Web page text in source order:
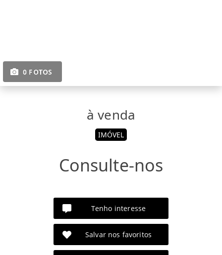
0 FOTOS
à venda
IMÓVEL
Consulte-nos
Tenho interesse
Salvar nos favoritos